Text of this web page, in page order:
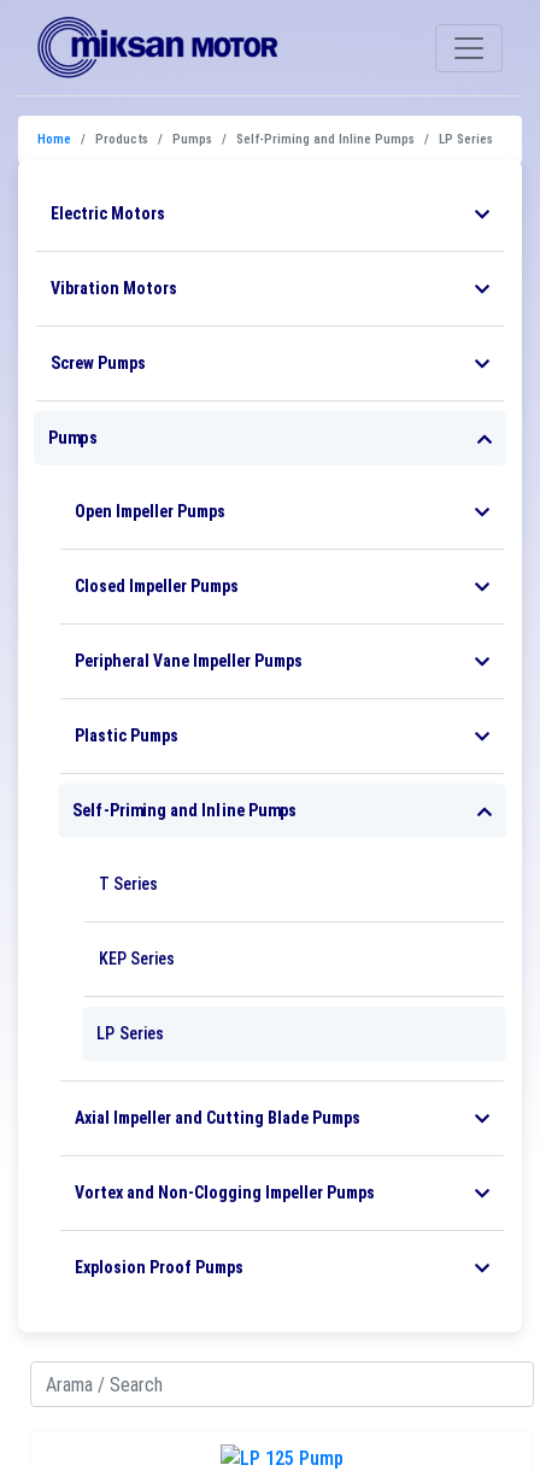
Home Products Pumps Self-Priming and Inline Pumps LP Series
Electric Motors
Vibration Motors
Screw Pumps
Pumps
Open Impeller Pumps
Closed Impeller Pumps
Peripheral Vane Impeller Pumps
Plastic Pumps
Self-Priming and Inline Pumps
T Series
KEP Series
LP Series
Axial Impeller and Cutting Blade Pumps
Vortex and Non-Clogging Impeller Pumps
Explosion Proof Pumps